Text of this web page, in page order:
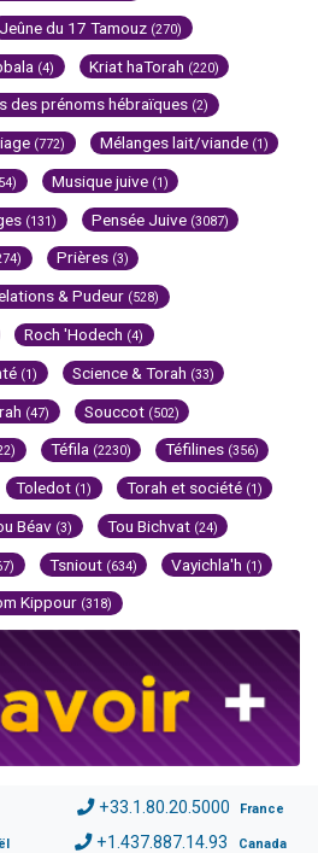
Jeûne du 17 Tamouz (270)
(4) Kriat haTorah (220)
des prénoms hébraïques (2)
(772) Mélanges lait/viande (1)
Musique juive (1)
(131) Pensée Juive (3087)
Prières (3)
& Pudeur (528)
Roch 'Hodech (4)
(1) Science & Torah (33)
(47) Souccot (502)
Téfila (2230) Téfilines (356)
Toledot (1) Torah et société (1)
Béav (3) Tou Bichvat (24)
Tsniout (634) Vayichla'h (1)
Kippour (318)
+33.1.80.20.5000 France
+1.437.887.14.93 Canada